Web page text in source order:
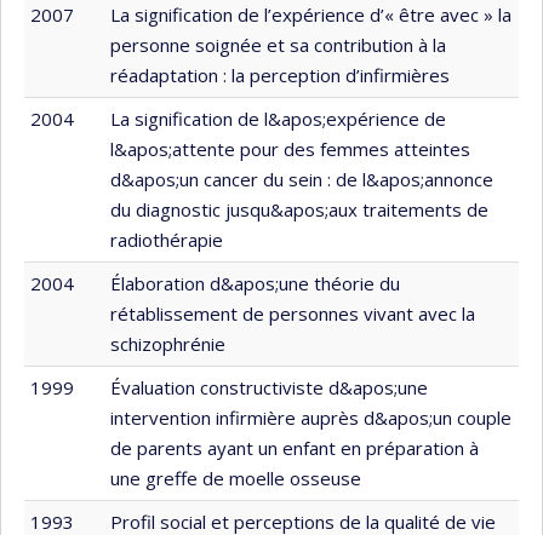
2007
La signification de l’expérience d’« être avec » la
personne soignée et sa contribution à la
réadaptation : la perception d’infirmières
2004
La signification de l&apos;expérience de
l&apos;attente pour des femmes atteintes
d&apos;un cancer du sein : de l&apos;annonce
du diagnostic jusqu&apos;aux traitements de
radiothérapie
2004
Élaboration d&apos;une théorie du
rétablissement de personnes vivant avec la
schizophrénie
1999
Évaluation constructiviste d&apos;une
intervention infirmière auprès d&apos;un couple
de parents ayant un enfant en préparation à
une greffe de moelle osseuse
1993
Profil social et perceptions de la qualité de vie